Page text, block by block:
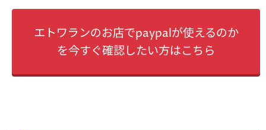
エトワランのお店でpaypalが使えるのか
を今すぐ確認したい方はこちら